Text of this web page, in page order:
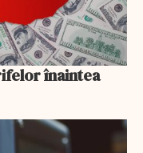
înaintea